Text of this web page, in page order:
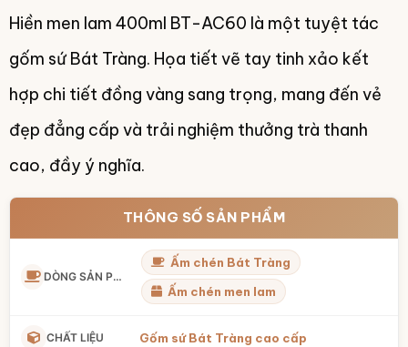
Hiền men lam 400ml BT-AC60 là một tuyệt tác
gốm sứ Bát Tràng. Họa tiết vẽ tay tinh xảo kết
hợp chi tiết đồng vàng sang trọng, mang đến vẻ
đẹp đẳng cấp và trải nghiệm thưởng trà thanh
cao, đầy ý nghĩa.
THÔNG SỐ SẢN PHẨM
DÒNG SẢN PHẨM
Ấm chén Bát Tràng
Ấm chén men lam
CHẤT LIỆU Gốm sứ Bát Tràng cao cấp